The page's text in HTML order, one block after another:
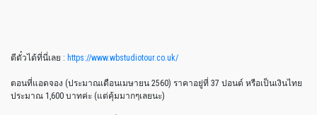
ตีตั๋วได้ที่นี่เลย : https://www.wbstudiotour.co.uk/
ตอนที่แอดจอง (ประมาณเดือนเมษายน 2560) ราคาอยู่ที่ 37 ปอนด์ หรือเป็นเงินไทย
ประมาณ 1,600 บาทค่ะ (แต่คุ้มมากๆเลยนะ)